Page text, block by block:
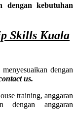
dengan kebutuhan
Skills Kuala
dengan
us.
training, anggaran
dengan anggaran